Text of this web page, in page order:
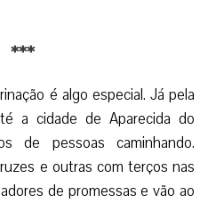
***
é algo especial. Já pela
a cidade de Aparecida do
de pessoas caminhando.
e outras com terços nas
de promessas e vão ao